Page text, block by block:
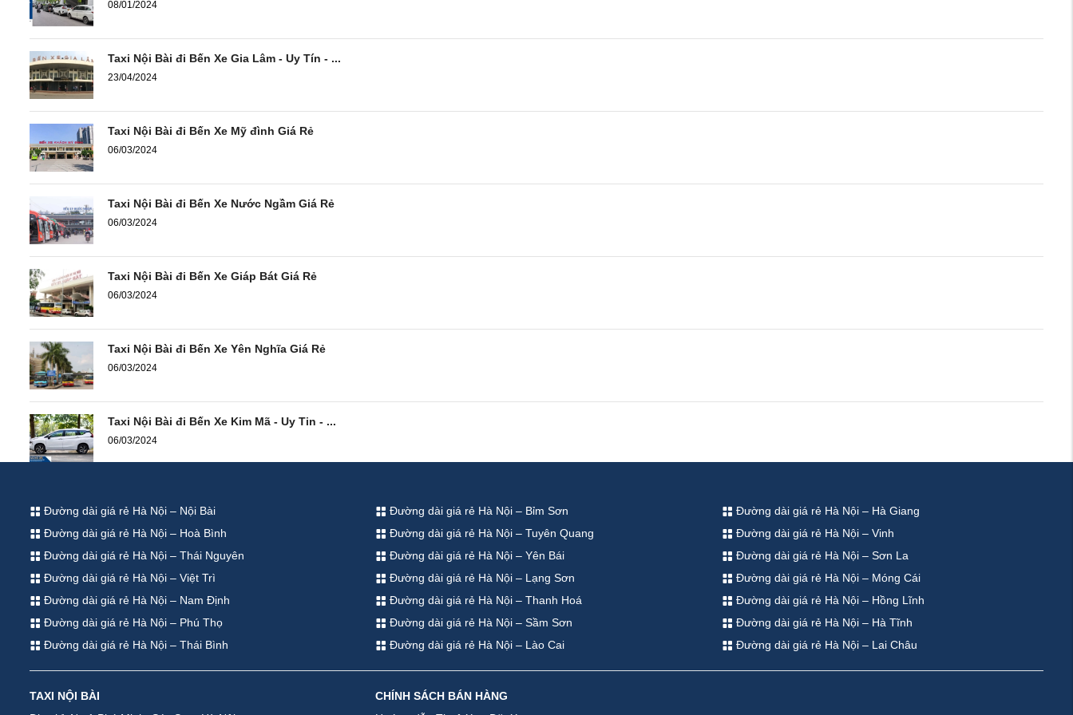
08/01/2024
Taxi Nội Bài đi Bến Xe Gia Lâm - Uy Tín - ...
23/04/2024
Taxi Nội Bài đi Bến Xe Mỹ đình Giá Rẻ
06/03/2024
Taxi Nội Bài đi Bến Xe Nước Ngầm Giá Rẻ
06/03/2024
Taxi Nội Bài đi Bến Xe Giáp Bát Giá Rẻ
06/03/2024
Taxi Nội Bài đi Bến Xe Yên Nghĩa Giá Rẻ
06/03/2024
Taxi Nội Bài đi Bến Xe Kim Mã - Uy Tin - ...
06/03/2024
Đường dài giá rẻ Hà Nội – Nội Bài
Đường dài giá rẻ Hà Nội – Hoà Bình
Đường dài giá rẻ Hà Nội – Thái Nguyên
Đường dài giá rẻ Hà Nội – Việt Trì
Đường dài giá rẻ Hà Nội – Nam Định
Đường dài giá rẻ Hà Nội – Phú Thọ
Đường dài giá rẻ Hà Nội – Thái Bình
Đường dài giá rẻ Hà Nội – Bỉm Sơn
Đường dài giá rẻ Hà Nội – Tuyên Quang
Đường dài giá rẻ Hà Nội – Yên Bái
Đường dài giá rẻ Hà Nội – Lạng Sơn
Đường dài giá rẻ Hà Nội – Thanh Hoá
Đường dài giá rẻ Hà Nội – Sầm Sơn
Đường dài giá rẻ Hà Nội – Lào Cai
Đường dài giá rẻ Hà Nội – Hà Giang
Đường dài giá rẻ Hà Nội – Vinh
Đường dài giá rẻ Hà Nội – Sơn La
Đường dài giá rẻ Hà Nội – Móng Cái
Đường dài giá rẻ Hà Nội – Hồng Lĩnh
Đường dài giá rẻ Hà Nội – Hà Tĩnh
Đường dài giá rẻ Hà Nội – Lai Châu
TAXI NỘI BÀI
CHÍNH SÁCH BÁN HÀNG